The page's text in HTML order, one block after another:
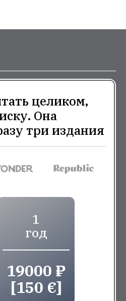
целиком,
Она
три издания
1
год
19000 ₽
[150 €]